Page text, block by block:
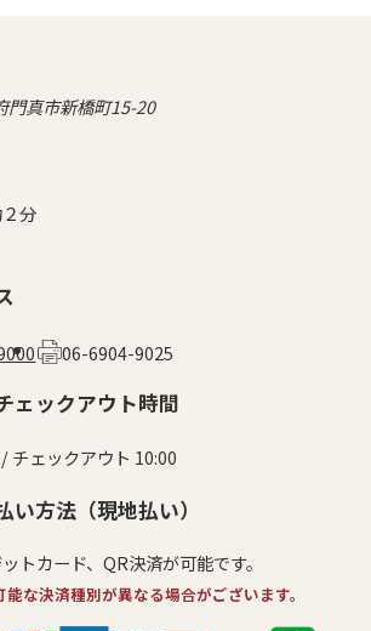
真市新橋町15-20
分
06-6904-9025
ェックアウト時間
チェックアウト 10:00
方法（現地払い）
トカード、QR決済が可能です。
な決済種別が異なる場合がございます。